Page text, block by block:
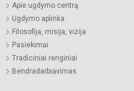
Apie ugdymo centrą
Ugdymo aplinka
Filosofija, misija, vizija
Pasiekimai
Tradiciniai renginiai
Bendradarbiavimas